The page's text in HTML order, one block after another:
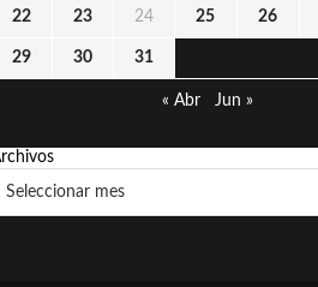
22 23 24 25 26
29 30 31
« Abr Jun »